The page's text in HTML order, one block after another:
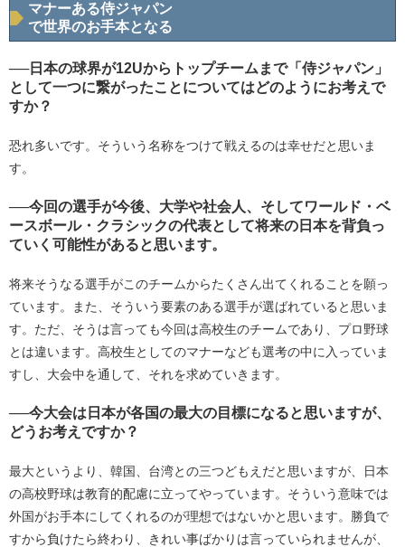
マナーある侍ジャパン
で世界のお手本となる
──日本の球界が12Uからトップチームまで「侍ジャパン」
として一つに繋がったことについてはどのようにお考えで
すか？
恐れ多いです。そういう名称をつけて戦えるのは幸せだと思いま
す。
──今回の選手が今後、大学や社会人、そしてワールド・ベ
ースボール・クラシックの代表として将来の日本を背負っ
ていく可能性があると思います。
将来そうなる選手がこのチームからたくさん出てくれることを願っ
ています。また、そういう要素のある選手が選ばれていると思いま
す。ただ、そうは言っても今回は高校生のチームであり、プロ野球
とは違います。高校生としてのマナーなども選考の中に入っていま
すし、大会中を通して、それを求めていきます。
──今大会は日本が各国の最大の目標になると思いますが、
どうお考えですか？
最大というより、韓国、台湾との三つどもえだと思いますが、日本
の高校野球は教育的配慮に立ってやっています。そういう意味では
外国がお手本にしてくれるのが理想ではないかと思います。勝負で
すから負けたら終わり、きれい事ばかりは言っていられませんが、